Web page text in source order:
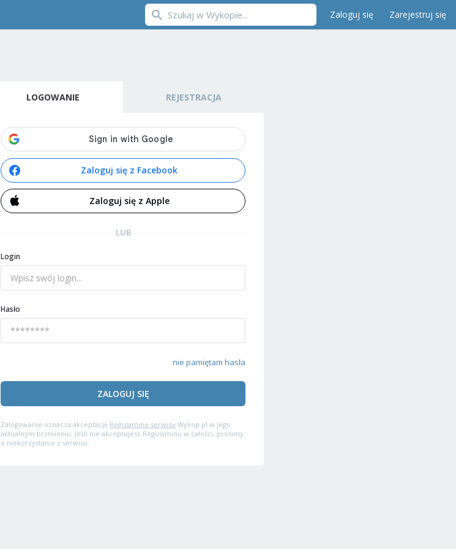
Zaloguj się Zarejestruj się
LOGOWANIE REJESTRACJA
Zaloguj się z Facebook
Zaloguj się z Apple
LUB
Login
Hasło
nie pamiętam hasła
ZALOGUJ SIĘ
Zalogowanie oznacza akceptację Regulaminu serwisu Wykop.pl w jego
aktualnym brzmieniu. Jeśli nie akceptujesz Regulaminu w całości, prosimy
o niekorzystanie z serwisu.